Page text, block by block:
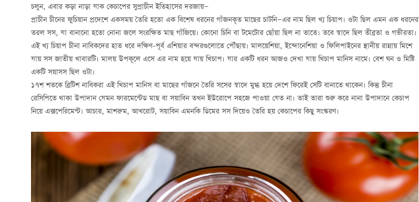
চলুন, এবার কড়া নাড়া যাক কেচাপের সুপ্রাচীন ইতিহাসের দরজায়—
প্রাচীন চীনের ফুচিয়ান প্রদেশে একসময় তৈরি হতো এক বিশেষ ধরনের গাঁজনকৃত মাছের চাটনি—এর নাম ছিল খ্য চিয়াপ। ওটা ছিল এমন এক ধরনের
তরল সস, যা বানানো হতো নোনা জলে সংরক্ষিত মাছ গাঁজিয়ে। কোনো চিনি বা টমেটোর ছোঁয়া ছিল না তাতে। তবে স্বাদে ছিল তীব্রতা ও গভীরতা।
এই খ্য চিয়াপ চীনা নাবিকদের হাত ধরে দক্ষিণ-পূর্ব এশিয়ার বন্দরগুলোতে পৌঁছায়। মালয়েশিয়া, ইন্দোনেশিয়া ও ফিলিপাইনের স্থানীয় রান্নায় মিশে
যায় সস জাতীয় খাবারটি। মালয় উপকূলে এসে এর নাম হয়ে যায় খিচাপ। যার একটি ধরন আজও দেখা যায় খিচাপ মানিস নামে। বেশ ঘন ও মিষ্টি
একটি সয়াসস ছিল ওটা।
১৭শ শতকে ব্রিটিশ নাবিকরা এই খিচাপ মানিস বা মাছের গাঁজনে তৈরি সসের স্বাদে মুগ্ধ হয়ে দেশে ফিরেই সেটি বানাতে থাকেন। কিন্তু চীনা
রেসিপিতে থাকা উপাদান যেমন ফারমেন্টেড মাছ বা সয়াবিন তখন ইউরোপে সহজে পাওয়া যেত না। তাই তারা শুরু করে নানা উপাদানে কেচাপ
নিয়ে এক্সপেরিমেন্ট। আচার, মাশরুম, আখরোট, সয়াবিন এমনকি ডিমের সস দিয়েও তৈরি হয় কেচাপের কিছু সংস্করণ।